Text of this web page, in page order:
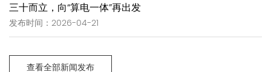
三十而立，向“算电一体”再出发
发布时间：2026-04-21
查看全部新闻发布